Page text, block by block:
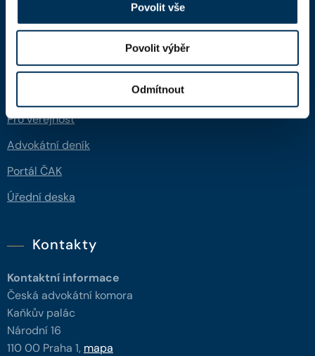
Povolit vše
Povolit výběr
Odmítnout
Aktuality
Pro veřejnost
Advokátní deník
Portál ČAK
Úřední deska
Kontakty
Kontaktní informace
Česká advokátní komora
Kaňkův palác
Národní 16
110 00 Praha 1, mapa